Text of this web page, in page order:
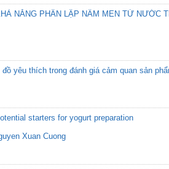
NĂNG PHÂN LẬP NẤM MEN TỪ NƯỚC
yêu thích trong đánh giá cảm quan sản
starters for yogurt preparation
Xuan Cuong